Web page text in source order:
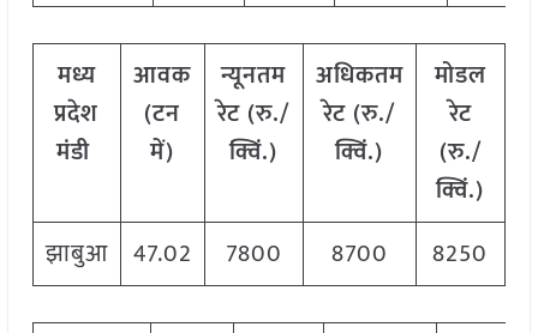
मध्य
प्रदेश
मंडी
आवक
(टन
में)
न्यूनतम
रेट (रु./
क्विं.)
अधिकतम
रेट (रु./
क्विं.)
मोडल
रेट
(रु./
क्विं.)
झाबुआ
47.02 7800 8700 8250